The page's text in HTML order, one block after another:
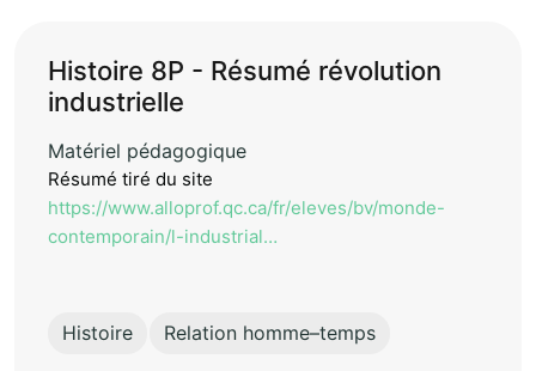
Histoire 8P - Résumé révolution
industrielle
Matériel pédagogique
Résumé tiré du site
https://www.alloprof.qc.ca/fr/eleves/bv/monde-
contemporain/l-industrial…
Histoire Relation homme–temps